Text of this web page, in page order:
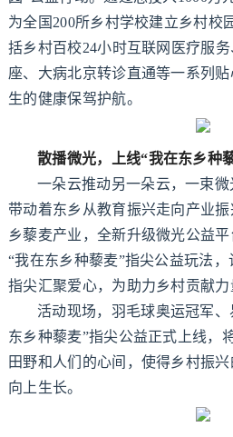
为全国200所乡村学校建立乡村校
括乡村百校24小时互联网医疗服
座、大病北京转诊直通等一系列
生的健康保驾护航。
散播微光，上线“我在东乡种
一朵云推动另一朵云，一束
带动着东乡从教育振兴走向产业
乡藜麦产业，全新升级微光公益
“我在东乡种藜麦”指尖公益玩法
指尖汇聚爱心，为助力乡村贡献力
活动现场，羽毛球奥运冠军
东乡种藜麦”指尖公益正式上线，
田野和人们的心间，使得乡村振兴
向上生长。